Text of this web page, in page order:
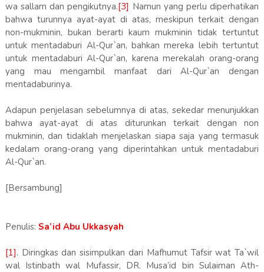
wa sallam dan pengikutnya.[3] Namun yang perlu diperhatikan
bahwa turunnya ayat-ayat di atas, meskipun terkait dengan
non-mukminin, bukan berarti kaum mukminin tidak tertuntut
untuk mentadaburi Al-Qur`an, bahkan mereka lebih tertuntut
untuk mentadaburi Al-Qur`an, karena merekalah orang-orang
yang mau mengambil manfaat dari Al-Qur`an dengan
mentadaburinya.
Adapun penjelasan sebelumnya di atas, sekedar menunjukkan
bahwa ayat-ayat di atas diturunkan terkait dengan non
mukminin, dan tidaklah menjelaskan siapa saja yang termasuk
kedalam orang-orang yang diperintahkan untuk mentadaburi
Al-Qur`an.
[Bersambung]
Penulis: Sa’id Abu Ukkasyah
[1]. Diringkas dan sisimpulkan dari Mafhumut Tafsir wat Ta`wil
wal Istinbath wal Mufassir, DR. Musa’id bin Sulaiman Ath-